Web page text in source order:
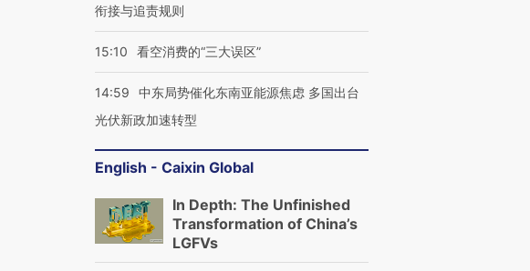
衔接与追责规则
15:10 看空消费的“三大误区”
14:59
中东局势催化东南亚能源焦虑 多国出台
光伏新政加速转型
English - Caixin Global
In Depth: The Unfinished
Transformation of China’s
LGFVs